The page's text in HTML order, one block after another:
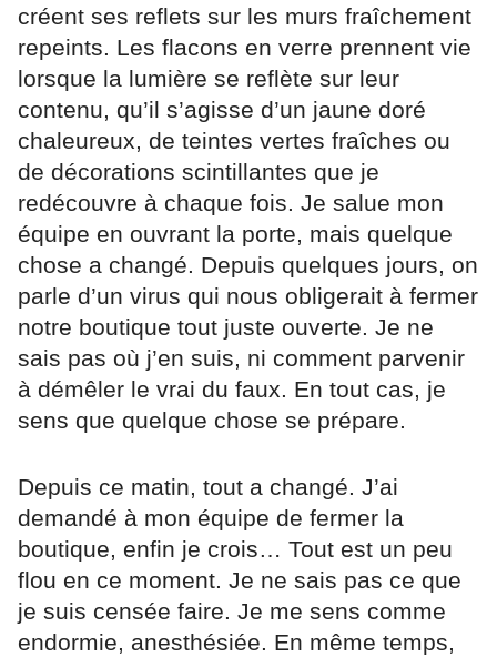
créent ses reflets sur les murs fraîchement
repeints. Les flacons en verre prennent vie
lorsque la lumière se reflète sur leur
contenu, qu’il s’agisse d’un jaune doré
chaleureux, de teintes vertes fraîches ou
de décorations scintillantes que je
redécouvre à chaque fois. Je salue mon
équipe en ouvrant la porte, mais quelque
chose a changé. Depuis quelques jours, on
parle d’un virus qui nous obligerait à fermer
notre boutique tout juste ouverte. Je ne
sais pas où j’en suis, ni comment parvenir
à démêler le vrai du faux. En tout cas, je
sens que quelque chose se prépare.
Depuis ce matin, tout a changé. J’ai
demandé à mon équipe de fermer la
boutique, enfin je crois… Tout est un peu
flou en ce moment. Je ne sais pas ce que
je suis censée faire. Je me sens comme
endormie, anesthésiée. En même temps,